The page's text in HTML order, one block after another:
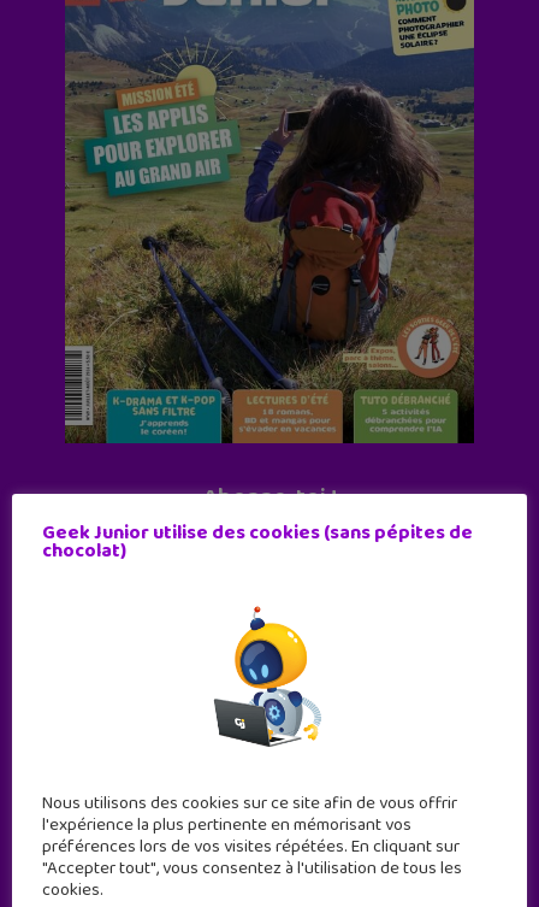
Abonne-toi !
11 numéros par an
JE M'ABONNE !
Geek Junior utilise des cookies (sans pépites de
chocolat)
Nous utilisons des cookies sur ce site afin de vous offrir
l'expérience la plus pertinente en mémorisant vos
préférences lors de vos visites répétées. En cliquant sur
"Accepter tout", vous consentez à l'utilisation de tous les
cookies.